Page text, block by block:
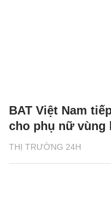
THỊ TRƯỜNG 24H
BAT Việt Nam
cho phụ nữ vùng